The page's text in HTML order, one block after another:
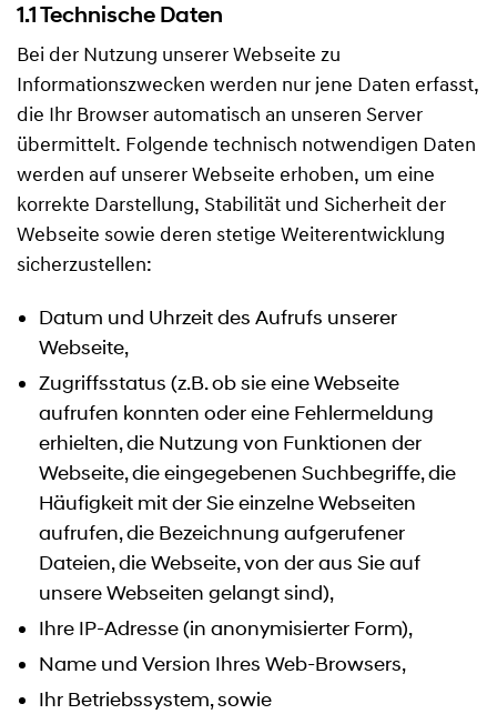
1.1 Technische Daten
Bei der Nutzung unserer Webseite zu
Informationszwecken werden nur jene Daten erfasst,
die Ihr Browser automatisch an unseren Server
übermittelt. Folgende technisch notwendigen Daten
werden auf unserer Webseite erhoben, um eine
korrekte Darstellung, Stabilität und Sicherheit der
Webseite sowie deren stetige Weiterentwicklung
sicherzustellen:
Datum und Uhrzeit des Aufrufs unserer
Webseite,
Zugriffsstatus (z.B. ob sie eine Webseite
aufrufen konnten oder eine Fehlermeldung
erhielten, die Nutzung von Funktionen der
Webseite, die eingegebenen Suchbegriffe, die
Häufigkeit mit der Sie einzelne Webseiten
aufrufen, die Bezeichnung aufgerufener
Dateien, die Webseite, von der aus Sie auf
unsere Webseiten gelangt sind),
Ihre IP-Adresse (in anonymisierter Form),
Name und Version Ihres Web-Browsers,
Ihr Betriebssystem, sowie